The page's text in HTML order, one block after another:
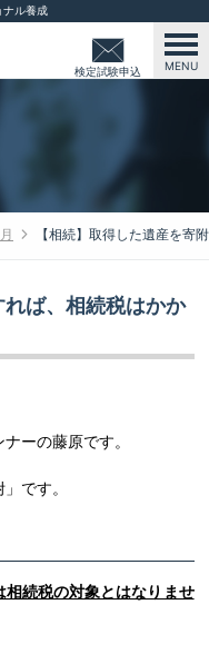
ナル養成
検定試験申込
み
MENU
【相続】取得した遺産を寄
ーの藤原です。
です。
相続税の対象とはなりませ